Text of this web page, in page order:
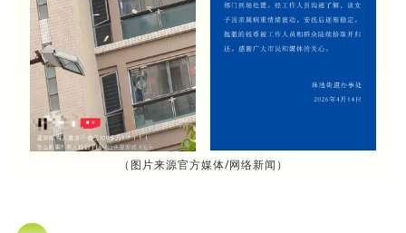
（图片来源官方媒体/网络新闻）